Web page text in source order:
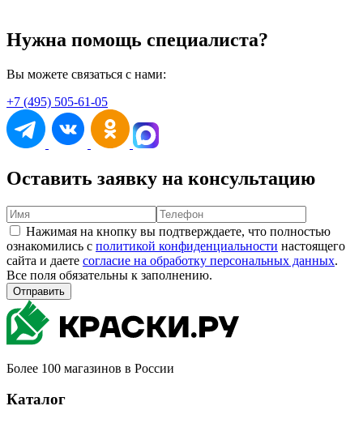
Нужна помощь специалиста?
Вы можете связаться с нами:
+7 (495) 505-61-05
Оставить заявку на консультацию
Нажимая на кнопку вы подтверждаете, что полностью
ознакомились с политикой конфиденциальности настоящего
сайта и даете согласие на обработку персональных данных.
Все поля обязательны к заполнению.
Отправить
Более 100 магазинов в России
Каталог